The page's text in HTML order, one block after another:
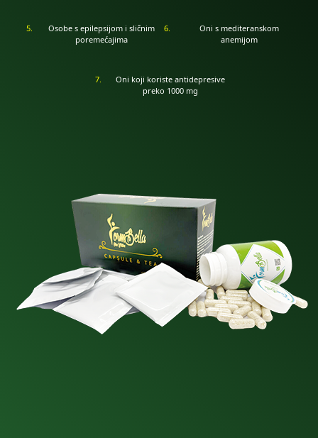
Osobe s epilepsijom i sličnim
poremećajima
Oni s mediteranskom
anemijom
Oni koji koriste antidepresive
preko 1000 mg